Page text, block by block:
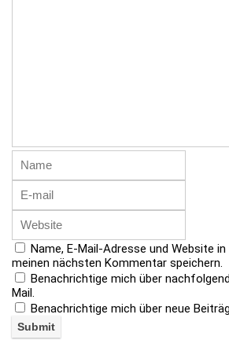
Name, E-Mail-Adresse und Website
meinen nächsten Kommentar speichern.
Benachrichtige mich über
Mail.
Benachrichtige mich über neue